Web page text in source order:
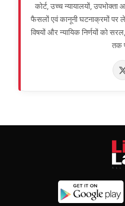
कोर्ट, उच्च न्यायालयों,
फैसलों एवं कानूनी घटनाक्रमों पर
विषयों और न्यायिक निर्णयों को
तक